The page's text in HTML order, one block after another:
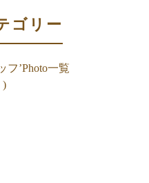
ゴリー
フ’Photo一覧
)